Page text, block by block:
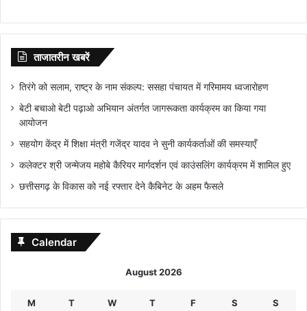
ताजातरीन खबरें
तिरंगे को सलाम, राष्ट्र के नाम संकल्प: ससहा पंचायत में गरिमामय ध्वजारोहण
बेटी बचाओ बेटी पढ़ाओ अभियान अंतर्गत जागरूकता कार्यक्रम का किया गया
आयोजन
सहयोग केंद्र में शिक्षा मंत्री गजेंद्र यादव ने सुनी कार्यकर्ताओं की समस्याएँ
कलेक्टर श्री जन्मेजय महोबे कैरियर मार्गदर्शन एवं काउंसलिंग कार्यक्रम में शामिल हुए
छत्तीसगढ़ के विकास को नई रफ्तार देने कैबिनेट के अहम फैसले
Calendar
August 2026
M T W T F S S